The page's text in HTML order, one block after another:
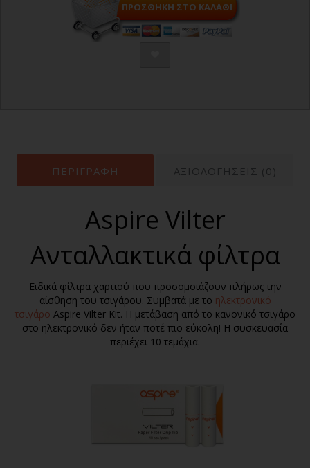
ΠΡΟΣΘΉΚΗ ΣΤΟ ΚΑΛΆΘΙ
ΠΕΡΙΓΡΑΦΉ ΑΞΙΟΛΟΓΗΣΕΙΣ (0)
Aspire Vilter
Ανταλλακτικά φίλτρα
Ειδικά φίλτρα χαρτιού που προσομοιάζουν πλήρως την
αίσθηση του τσιγάρου. Συμβατά με το ηλεκτρονικό
τσιγάρο Aspire Vilter Kit. Η μετάβαση από το κανονικό τσιγάρο
στο ηλεκτρονικό δεν ήταν ποτέ πιο εύκολη! Η συσκευασία
περιέχει 10 τεμάχια.